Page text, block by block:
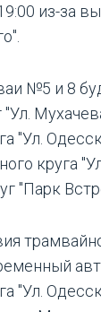
из-за
№5 и 8
"Ул.
круга
"Парк
"Ул.